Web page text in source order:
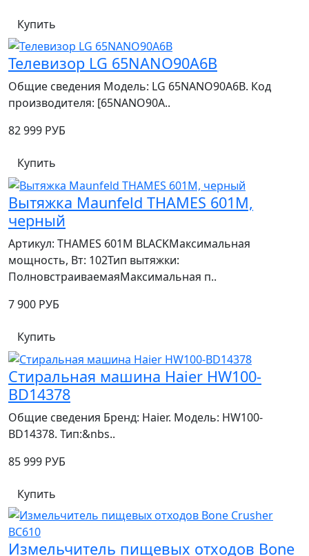
Купить
Телевизор LG 65NANO90A6B
Общие сведения Модель: LG 65NANO90A6B. Код
производителя: [65NANO90A..
82 999 РУБ
Купить
Вытяжка Maunfeld THAMES 601M,
черный
Артикул: THAMES 601M BLACKМаксимальная
мощность, Вт: 102Тип вытяжки:
ПолновстраиваемаяМаксимальная п..
7 900 РУБ
Купить
Стиральная машина Haier HW100-
BD14378
Общие сведения Бренд: Haier. Модель: HW100-
BD14378. Тип:&nbs..
85 999 РУБ
Купить
Измельчитель пищевых отходов Bone